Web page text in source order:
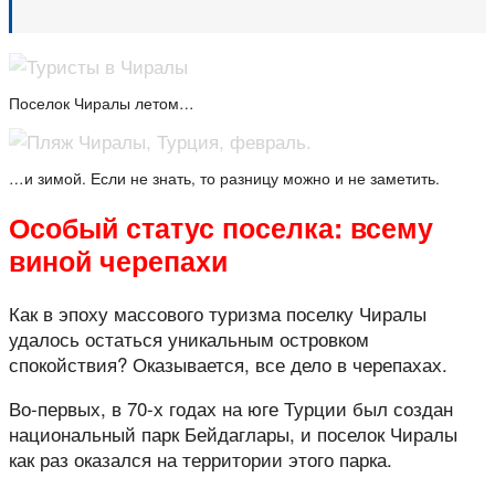
Поселок Чиралы летом…
…и зимой. Если не знать, то разницу можно и не заметить.
Особый статус поселка: всему
виной черепахи
Как в эпоху массового туризма поселку Чиралы
удалось остаться уникальным островком
спокойствия? Оказывается, все дело в черепахах.
Во-первых, в 70-х годах на юге Турции был создан
национальный парк Бейдаглары, и поселок Чиралы
как раз оказался на территории этого парка.